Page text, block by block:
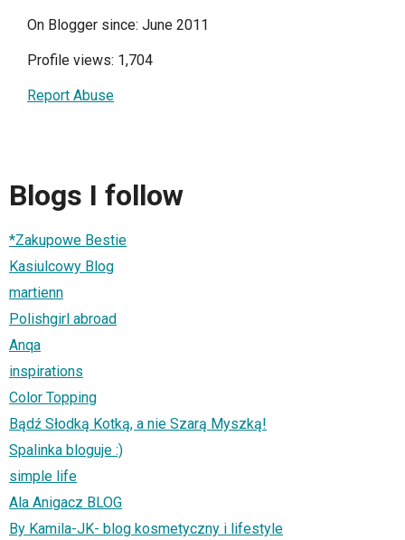
On Blogger since: June 2011
Profile views: 1,704
Report Abuse
Blogs I follow
*Zakupowe Bestie
Kasiulcowy Blog
martienn
Polishgirl abroad
Anqa
inspirations
Color Topping
Bądź Słodką Kotką, a nie Szarą Myszką!
Spalinka bloguje :)
simple life
Ala Anigacz BLOG
By Kamila-JK- blog kosmetyczny i lifestyle